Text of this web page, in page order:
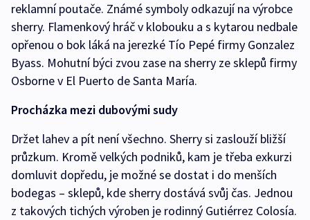
reklamní poutače. Známé symboly odkazují na výrobce
sherry. Flamenkový hráč v klobouku a s kytarou nedbale
opřenou o bok láká na jerezké Tío Pepé firmy Gonzalez
Byass. Mohutní býci zvou zase na sherry ze sklepů firmy
Osborne v El Puerto de Santa María.
Procházka mezi dubovými sudy
Držet lahev a pít není všechno. Sherry si zaslouží bližší
průzkum. Kromě velkých podniků, kam je třeba exkurzi
domluvit dopředu, je možné se dostat i do menších
bodegas – sklepů, kde sherry dostává svůj čas. Jednou
z takových tichých výroben je rodinný Gutiérrez Colosía.